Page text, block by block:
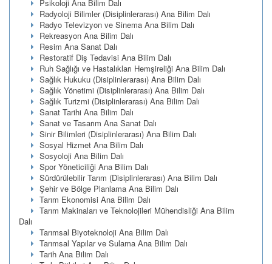
Psikoloji Ana Bilim Dalı
Radyoloji Bilimler (Disiplinlerarası) Ana Bilim Dalı
Radyo Televizyon ve Sinema Ana Bilim Dalı
Rekreasyon Ana Bilim Dalı
Resim Ana Sanat Dalı
Restoratif Diş Tedavisi Ana Bilim Dalı
Ruh Sağlığı ve Hastalıkları Hemşireliği Ana Bilim Dalı
Sağlık Hukuku (Disiplinlerarası) Ana Bilim Dalı
Sağlık Yönetimi (Disiplinlerarası) Ana Bilim Dalı
Sağlık Turizmi (Disiplinlerarası) Ana Bilim Dalı
Sanat Tarihi Ana Bilim Dalı
Sanat ve Tasarım Ana Sanat Dalı
Sinir Bilimleri (Disiplinlerarası) Ana Bilim Dalı
Sosyal Hizmet Ana Bilim Dalı
Sosyoloji Ana Bilim Dalı
Spor Yöneticiliği Ana Bilim Dalı
Sürdürülebilir Tarım (Disiplinlerarası) Ana Bilim Dalı
Şehir ve Bölge Planlama Ana Bilim Dalı
Tarım Ekonomisi Ana Bilim Dalı
Tarım Makinaları ve Teknolojileri Mühendisliği Ana Bilim
Dalı
Tarımsal Biyoteknoloji Ana Bilim Dalı
Tarımsal Yapılar ve Sulama Ana Bilim Dalı
Tarih Ana Bilim Dalı